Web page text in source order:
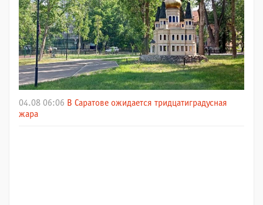
04.08 06:06 В Саратове ожидается тридцатиградусная
жара